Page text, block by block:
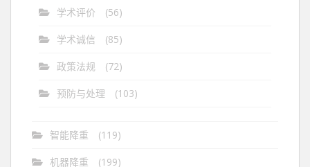
学术评价 (56)
学术诚信 (85)
政策法规 (72)
预防与处理 (103)
智能降重 (119)
机器降重 (199)